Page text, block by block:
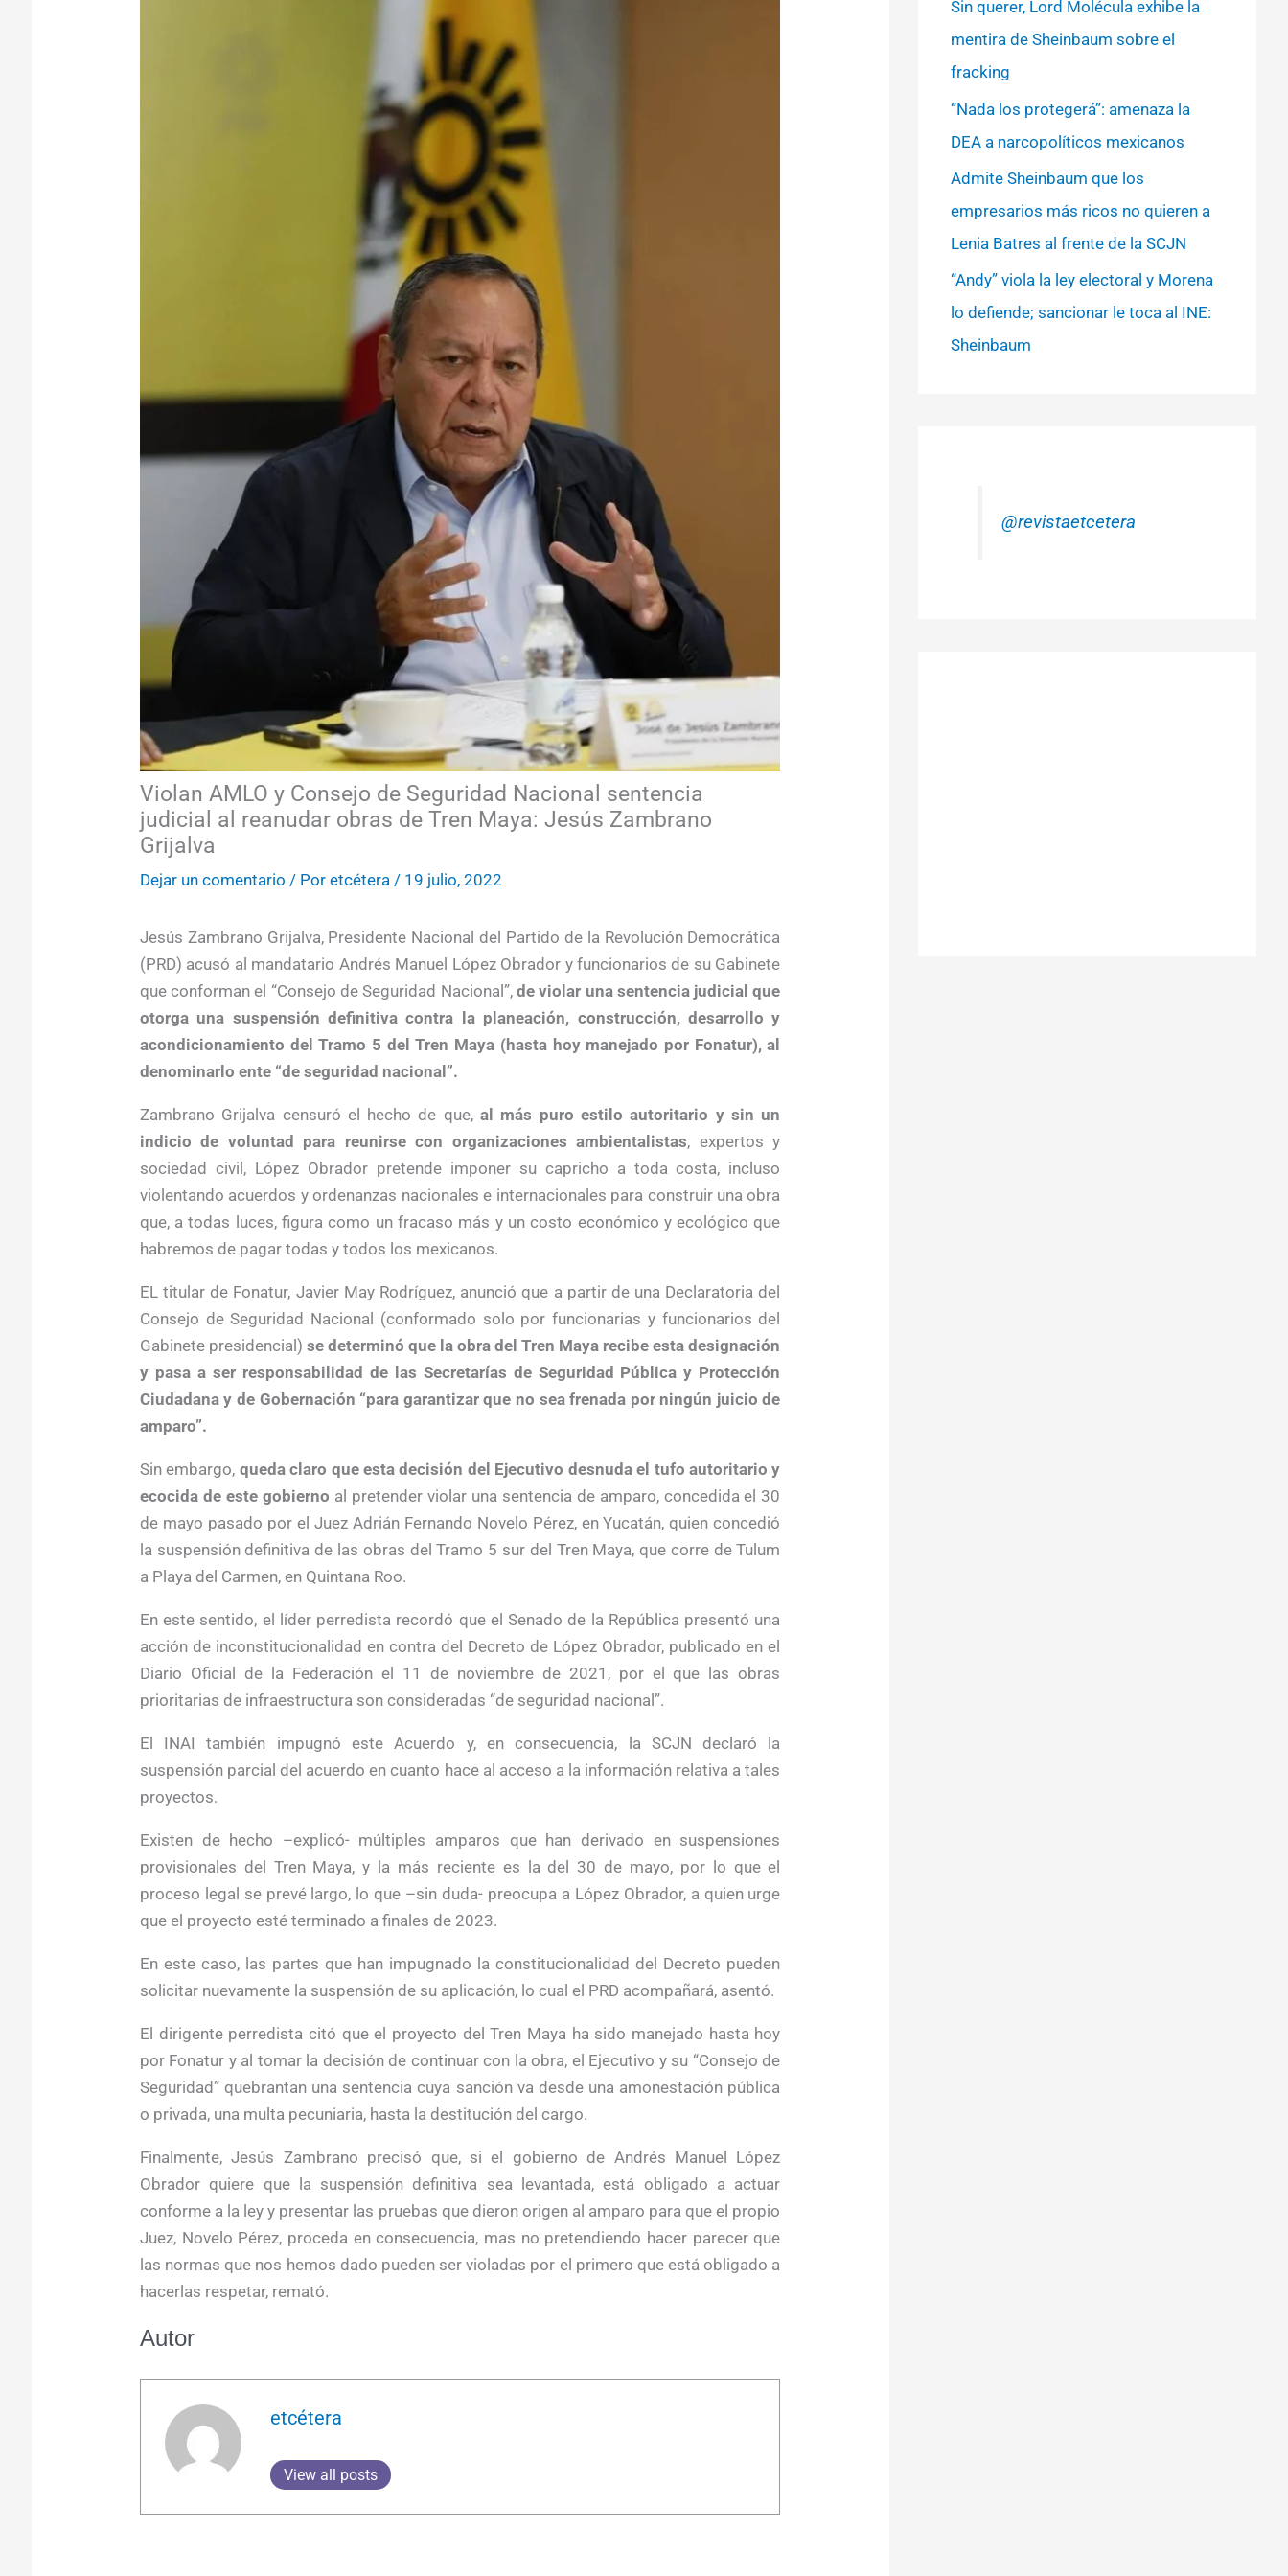
Violan AMLO y Consejo de Seguridad Nacional sentencia
judicial al reanudar obras de Tren Maya: Jesús Zambrano
Grijalva
Dejar un comentario / Por etcétera / 19 julio, 2022
Jesús Zambrano Grijalva, Presidente Nacional del Partido de la Revolución Democrática
(PRD) acusó al mandatario Andrés Manuel López Obrador y funcionarios de su Gabinete
que conforman el “Consejo de Seguridad Nacional”, de violar una sentencia judicial que
otorga una suspensión definitiva contra la planeación, construcción, desarrollo y
acondicionamiento del Tramo 5 del Tren Maya (hasta hoy manejado por Fonatur), al
denominarlo ente “de seguridad nacional”.
Zambrano Grijalva censuró el hecho de que,al más puro estilo autoritario y sin un
indicio de voluntad para reunirse con organizaciones ambientalistas, expertos y
sociedad civil, López Obrador pretende imponer su capricho a toda costa, incluso
violentando acuerdos y ordenanzas nacionales e internacionales para construir una obra
que, a todas luces, figura como un fracaso más y un costo económico y ecológico que
habremos de pagar todas y todos los mexicanos.
EL titular de Fonatur, Javier May Rodríguez, anunció que a partir de una Declaratoria del
Consejo de Seguridad Nacional (conformado solo por funcionarias y funcionarios del
Gabinete presidencial) se determinó que la obra del Tren Maya recibe esta designación
y pasa a ser responsabilidad de las Secretarías de Seguridad Pública y Protección
Ciudadana y de Gobernación “para garantizar que no sea frenada por ningún juicio de
amparo”.
Sin embargo, queda claro que esta decisión del Ejecutivo desnuda el tufo autoritario y
ecocida de este gobierno al pretender violar una sentencia de amparo, concedida el 30
de mayo pasado por el Juez Adrián Fernando Novelo Pérez, en Yucatán, quien concedió
la suspensión definitiva de las obras del Tramo 5 sur del Tren Maya, que corre de Tulum
a Playa del Carmen, en Quintana Roo.
En este sentido, el líder perredista recordó que el Senado de la República presentó una
acción de inconstitucionalidad en contra del Decreto de López Obrador, publicado en el
Diario Oficial de la Federación el 11 de noviembre de 2021, por el que las obras
prioritarias de infraestructura son consideradas “de seguridad nacional”.
El INAI también impugnó este Acuerdo y, en consecuencia, la SCJN declaró la
suspensión parcial del acuerdo en cuanto hace al acceso a la información relativa a tales
proyectos.
Existen de hecho –explicó- múltiples amparos que han derivado en suspensiones
provisionales del Tren Maya, y la más reciente es la del 30 de mayo, por lo que el
proceso legal se prevé largo, lo que –sin duda- preocupa a López Obrador, a quien urge
que el proyecto esté terminado a finales de 2023.
En este caso, las partes que han impugnado la constitucionalidad del Decreto pueden
solicitar nuevamente la suspensión de su aplicación, lo cual el PRD acompañará, asentó.
El dirigente perredista citó que el proyecto del Tren Maya ha sido manejado hasta hoy
por Fonatur y al tomar la decisión de continuar con la obra, el Ejecutivo y su “Consejo de
Seguridad” quebrantan una sentencia cuya sanción va desde una amonestación pública
o privada, una multa pecuniaria, hasta la destitución del cargo.
Finalmente, Jesús Zambrano precisó que, si el gobierno de Andrés Manuel López
Obrador quiere que la suspensión definitiva sea levantada, está obligado a actuar
conforme a la ley y presentar las pruebas que dieron origen al amparo para que el propio
Juez, Novelo Pérez, proceda en consecuencia, mas no pretendiendo hacer parecer que
las normas que nos hemos dado pueden ser violadas por el primero que está obligado a
hacerlas respetar, remató.
Autor
etcétera
View all posts
Sin querer, Lord Molécula exhibe la
mentira de Sheinbaum sobre el
fracking
“Nada los protegerá”: amenaza la
DEA a narcopolíticos mexicanos
Admite Sheinbaum que los
empresarios más ricos no quieren a
Lenia Batres al frente de la SCJN
“Andy” viola la ley electoral y Morena
lo defiende; sancionar le toca al INE:
Sheinbaum
@revistaetcetera